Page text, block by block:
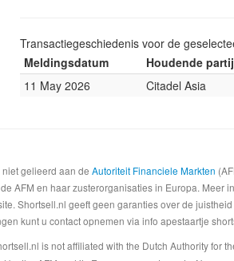
Transactiegeschiedenis voor de
Meldingsdatum
Houdende partij
11 May 2026
Citadel Asia
gelieerd aan de Autoriteit Financiele Markten
AFM en haar zusterorganisaties in Europa.
Shortsell.nl geeft geen garanties over de
kunt u contact opnemen via info apestaartje
is not affiliated with the Dutch Authority for